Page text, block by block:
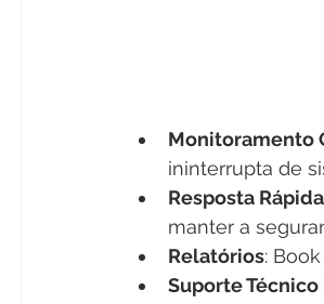
Monitoramento
ininterrupta de
Resposta
manter a
Relatórios:
Suporte